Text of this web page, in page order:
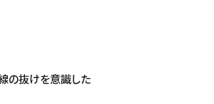
の抜けを意識した